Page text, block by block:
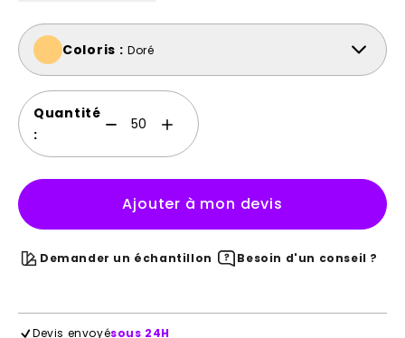
Coloris : Doré
Quantité
:
Ajouter à mon devis
Demander un échantillon Besoin d'un conseil ?
Devis envoyésous 24H